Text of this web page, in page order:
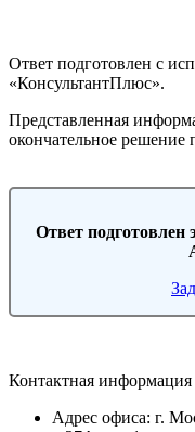
Ответ подготовлен с
«КонсультантПлюс».
Представленная
окончательное решение
Ответ подготовлен
Контактная информация
Адрес офиса: г.